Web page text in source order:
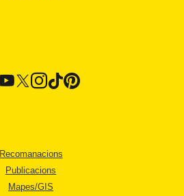
Recomanacions
Publicacions
Mapes/GIS